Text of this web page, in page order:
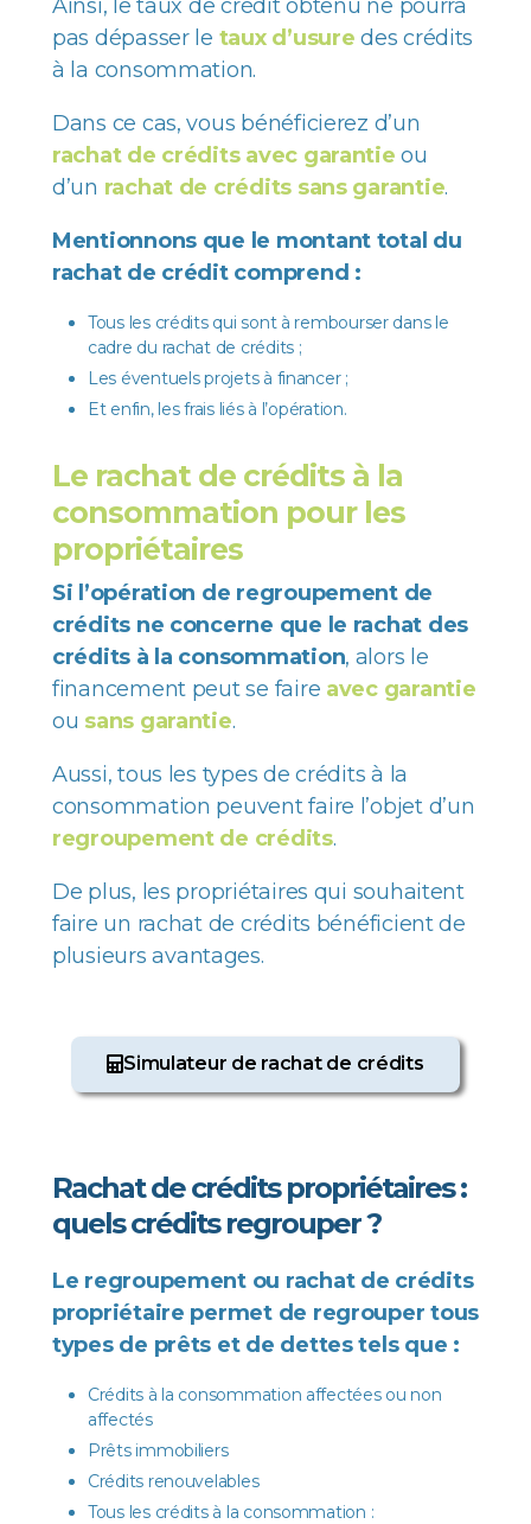
Ainsi, le taux de crédit obtenu ne pourra
pas dépasser le taux d’usure des crédits
à la consommation.
Dans ce cas, vous bénéficierez d’un
rachat de crédits avec garantie ou
d’un rachat de crédits sans garantie.
Mentionnons que le montant total du
rachat de crédit comprend :
Tous les crédits qui sont à rembourser dans le
cadre du rachat de crédits ;
Les éventuels projets à financer ;
Et enfin, les frais liés à l’opération.
Le rachat de crédits à la
consommation pour les
propriétaires
Si l’opération de regroupement de
crédits ne concerne que le rachat des
crédits à la consommation, alors le
financement peut se faire avec garantie
ou sans garantie.
Aussi, tous les types de crédits à la
consommation peuvent faire l’objet d’un
regroupement de crédits.
De plus, les propriétaires qui souhaitent
faire un rachat de crédits bénéficient de
plusieursavantages.
Simulateur de rachat de crédits
Rachat de crédits propriétaires :
quels crédits regrouper ?
Le regroupement ou rachat de crédits
propriétaire permet de regrouper tous
types de prêts et de dettes tels que :
Crédits à la consommation affectées ou non
affectés
Prêts immobiliers
Crédits renouvelables
Tous les crédits à la consommation :